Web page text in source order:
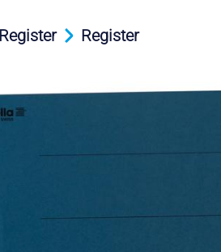
Register